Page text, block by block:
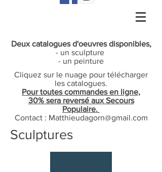
Deux catalogues d'oeuvres disponibles,
- un sculpture
- un peinture
Cliquez sur le nuage pour télécharger
les catalogues.
Pour toutes commandes en ligne,
30% sera reversé aux Secours
Populaire.
Contact : Matthieudagorn@gmail.com
Sculptures